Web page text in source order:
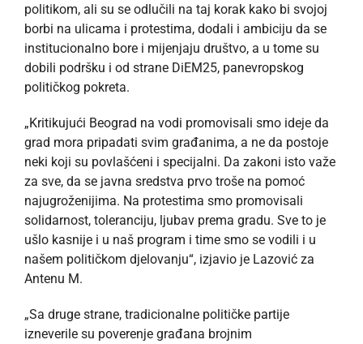
politikom, ali su se odlučili na taj korak kako bi svojoj
borbi na ulicama i protestima, dodali i ambiciju da se
institucionalno bore i mijenjaju društvo, a u tome su
dobili podršku i od strane DiEM25, panevropskog
političkog pokreta.
„Kritikujući Beograd na vodi promovisali smo ideje da
grad mora pripadati svim građanima, a ne da postoje
neki koji su povlašćeni i specijalni. Da zakoni isto važe
za sve, da se javna sredstva prvo troše na pomoć
najugroženijima. Na protestima smo promovisali
solidarnost, toleranciju, ljubav prema gradu. Sve to je
ušlo kasnije i u naš program i time smo se vodili i u
našem političkom djelovanju“, izjavio je Lazović za
Antenu M.
„Sa druge strane, tradicionalne političke partije
izneverile su poverenje građana brojnim